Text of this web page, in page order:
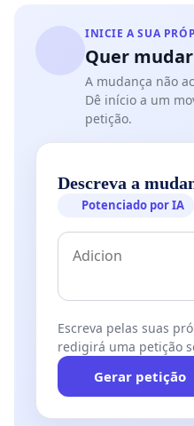
INICIE A SUA
Quer
A mudança não
Dê início a um
petição.
Descreva a
Potenciado por IA
Escreva pelas suas
redigirá uma petição
Gerar petição